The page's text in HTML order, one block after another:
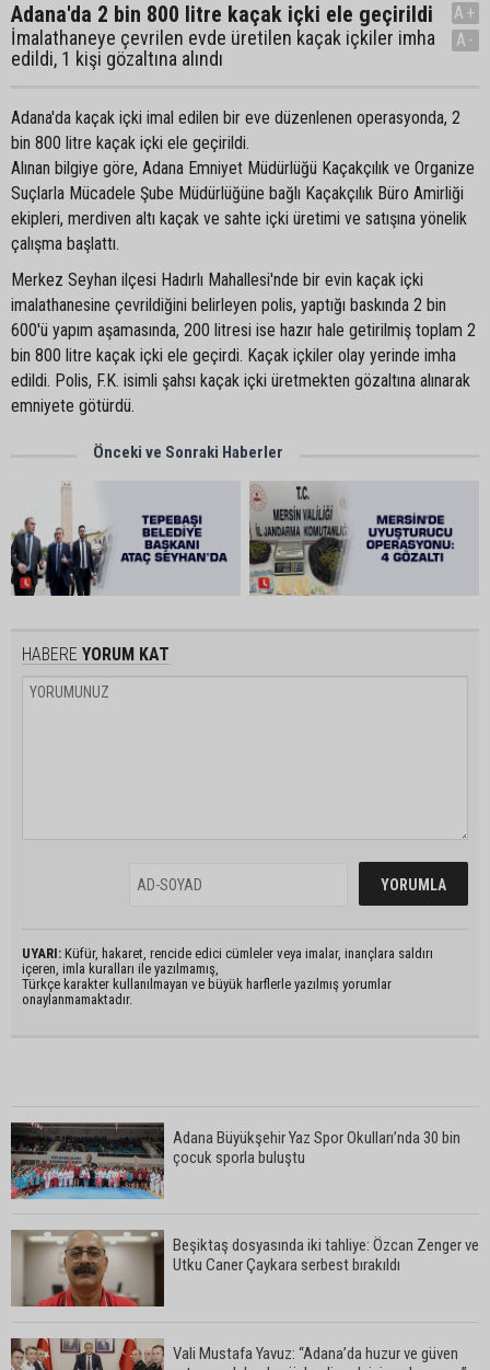
Adana'da 2 bin 800 litre kaçak içki ele geçirildi
İmalathaneye çevrilen evde üretilen kaçak içkiler imha
edildi, 1 kişi gözaltına alındı
A+
A-
Adana'da kaçak içki imal edilen bir eve düzenlenen operasyonda, 2
bin 800 litre kaçak içki ele geçirildi.
Alınan bilgiye göre, Adana Emniyet Müdürlüğü Kaçakçılık ve Organize
Suçlarla Mücadele Şube Müdürlüğüne bağlı Kaçakçılık Büro Amirliği
ekipleri, merdiven altı kaçak ve sahte içki üretimi ve satışına yönelik
çalışma başlattı.
Merkez Seyhan ilçesi Hadırlı Mahallesi'nde bir evin kaçak içki
imalathanesine çevrildiğini belirleyen polis, yaptığı baskında 2 bin
600'ü yapım aşamasında, 200 litresi ise hazır hale getirilmiş toplam 2
bin 800 litre kaçak içki ele geçirdi. Kaçak içkiler olay yerinde imha
edildi. Polis, F.K. isimli şahsı kaçak içki üretmekten gözaltına alınarak
emniyete götürdü.
Önceki ve Sonraki Haberler
HABERE YORUM KAT
UYARI: Küfür, hakaret, rencide edici cümleler veya imalar, inançlara saldırı
içeren, imla kuralları ile yazılmamış,
Türkçe karakter kullanılmayan ve büyük harflerle yazılmış yorumlar
onaylanmamaktadır.
Adana Büyükşehir Yaz Spor Okulları’nda 30 bin
çocuk sporla buluştu
Beşiktaş dosyasında iki tahliye: Özcan Zenger ve
Utku Caner Çaykara serbest bırakıldı
Vali Mustafa Yavuz: “Adana’da huzur ve güven